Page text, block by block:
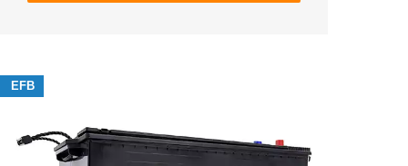
EFB